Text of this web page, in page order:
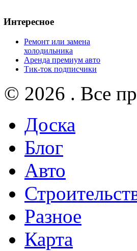
Интересное
Ремонт или замена
холодильника
Аренда премиум авто
Тик-ток подписчики
© 2026 . Все
Доска
Блог
Авто
Разное
Карта